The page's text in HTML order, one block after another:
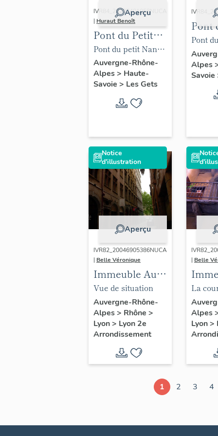
Aperçu
IVR84_20207401058NUCA
| Huraut Benoît
Pont du Petit
Nant
Pont du petit Nant,
détails plinthe,
revêtement et
glissière
Auvergne-Rhône-
Alpes> Haute-
Savoie > Les Gets
Pont
Nant
Pont
extrait
sarde
Alpes
Savoie
Notice
d'illustration
Aperçu
IVR82_20046905386NUCA
| Belle Véronique
Immeuble Au
petit David
Vue de situation
Auvergne-Rhône-
Alpes> Rhône >
Lyon> Lyon 2e
Arrondissement
| Belle
petit
La
nord
Alpes
Lyon>
1 2 3 4